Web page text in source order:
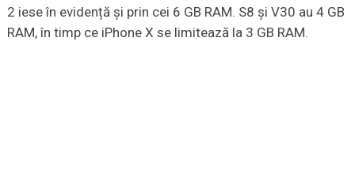
2 iese în evidență și prin cei 6 GB RAM. S8 și V30 au 4 GB
RAM, în timp ce iPhone X se limitează la 3 GB RAM.